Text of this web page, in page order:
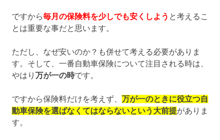
ですから毎月の保険料を少しでも安くしよう と考えるこ
とは重要な事だと思います。
ただし、なぜ安いのか？も併せて考える必要がありま
す。そして、一番自動車保険について注目される時は、
やはり 万が一の時です。
ですから保険料だけを考えず、 万が一のときに役立つ自
動車保険を選ばなくてはならないという大前提がありま
す。